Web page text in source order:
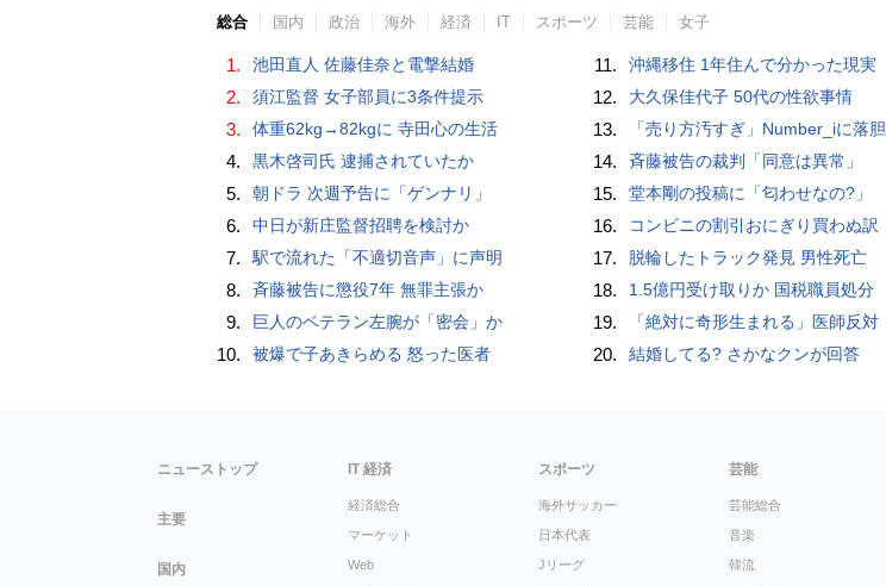
総合 国内 政治 海外 経済 IT スポーツ 芸能 女子
1. 池田直人 佐藤佳奈と電撃結婚
2. 須江監督 女子部員に3条件提示
3. 体重62kg→82kgに 寺田心の生活
4. 黒木啓司氏 逮捕されていたか
5. 朝ドラ 次週予告に「ゲンナリ」
6. 中日が新庄監督招聘を検討か
7. 駅で流れた「不適切音声」に声明
8. 斉藤被告に懲役7年 無罪主張か
9. 巨人のベテラン左腕が「密会」か
10. 被爆で子あきらめる 怒った医者
11. 沖縄移住 1年住んで分かった現実
12. 大久保佳代子 50代の性欲事情
13. 「売り方汚すぎ」Number_iに落胆
14. 斉藤被告の裁判「同意は異常」
15. 堂本剛の投稿に「匂わせなの?」
16. コンビニの割引おにぎり買わぬ訳
17. 脱輪したトラック発見 男性死亡
18. 1.5億円受け取りか 国税職員処分
19. 「絶対に奇形生まれる」医師反対
20. 結婚してる? さかなクンが回答
ニューストップ
主要
国内
IT 経済
経済総合
マーケット
Web
スポーツ
海外サッカー
日本代表
Jリーグ
芸能
芸能総合
音楽
韓流